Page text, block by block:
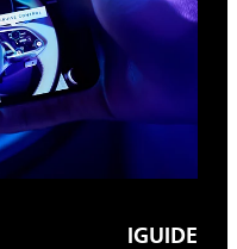
IGUIDE